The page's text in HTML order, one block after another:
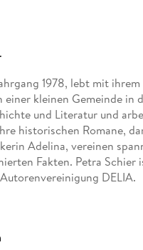
1978, lebt mit
einer kleinen Gemeinde in
und Literatur und
historischen Romane,
Adelina, vereinen
Fakten. Petra Schier
DELIA.